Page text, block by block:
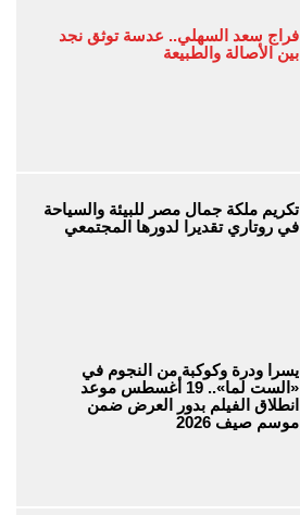
فراج سعد السهلي.. عدسة توثق نجد
بين الأصالة والطبيعة
تكريم ملكة جمال مصر للبيئة والسياحة
في روتاري تقديرا لدورها المجتمعي
يسرا ودرة وكوكبة من النجوم في
«الست لما».. 19 أغسطس موعد
انطلاق الفيلم بدور العرض ضمن
موسم صيف 2026